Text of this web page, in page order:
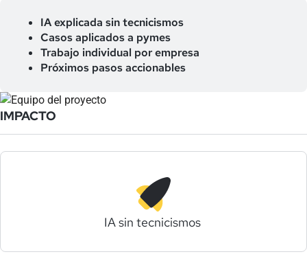
IA explicada sin tecnicismos
Casos aplicados a pymes
Trabajo individual por empresa
Próximos pasos accionables
IMPACTO
IA sin tecnicismos